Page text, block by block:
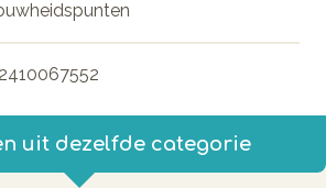
uit dezelfde categorie